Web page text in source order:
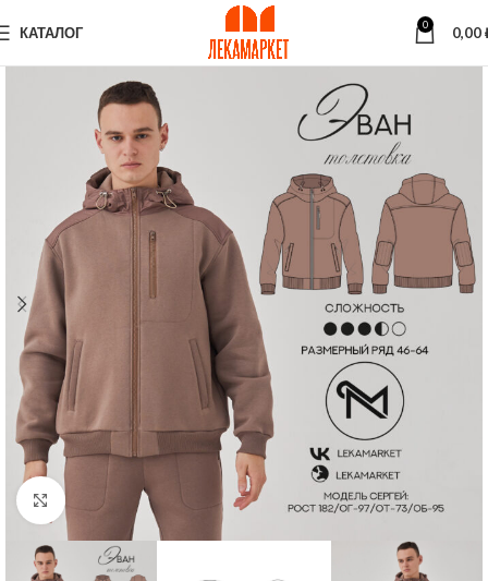
КАТАЛОГ 0 0,00
Нажмите, чтобы увеличить